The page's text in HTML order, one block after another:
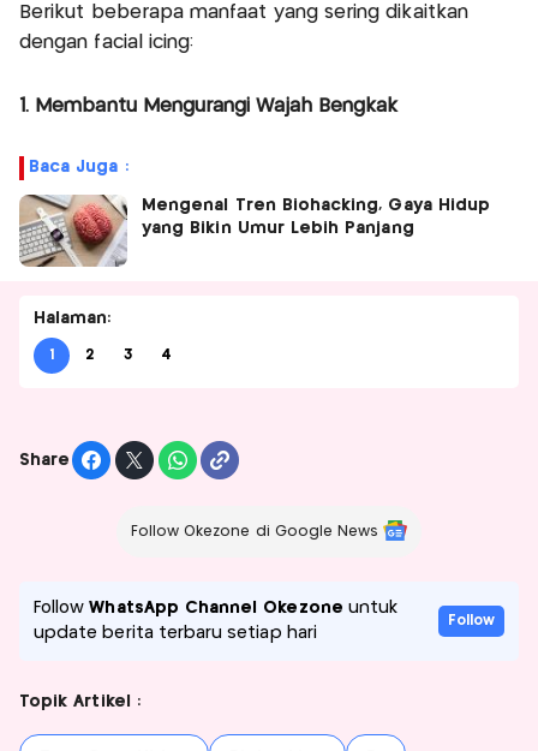
Berikut beberapa manfaat yang sering dikaitkan
dengan facial icing:
1. Membantu Mengurangi Wajah Bengkak
Baca Juga :
Mengenal Tren Biohacking, Gaya Hidup
yang Bikin Umur Lebih Panjang
Halaman:
1 2 3 4
Share
Follow Okezone di Google News
FollowWhatsApp Channel Okezone untuk
update berita terbaru setiap hari
Follow
Topik Artikel :